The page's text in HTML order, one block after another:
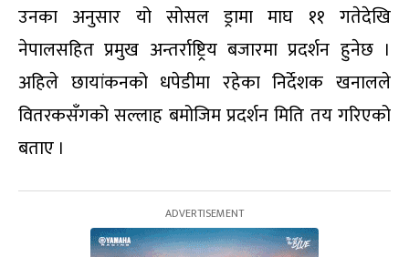
उनका अनुसार यो सोसल ड्रामा माघ ११ गतेदेखि
नेपालसहित प्रमुख अन्तर्राष्ट्रिय बजारमा प्रदर्शन हुनेछ ।
अहिले छायांकनको धपेडीमा रहेका निर्देशक खनालले
वितरकसँगको सल्लाह बमोजिम प्रदर्शन मिति तय गरिएको
बताए ।